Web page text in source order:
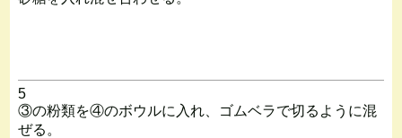
5
③の粉類を④のボウルに入れ、ゴムベラで切るように混
ぜる。